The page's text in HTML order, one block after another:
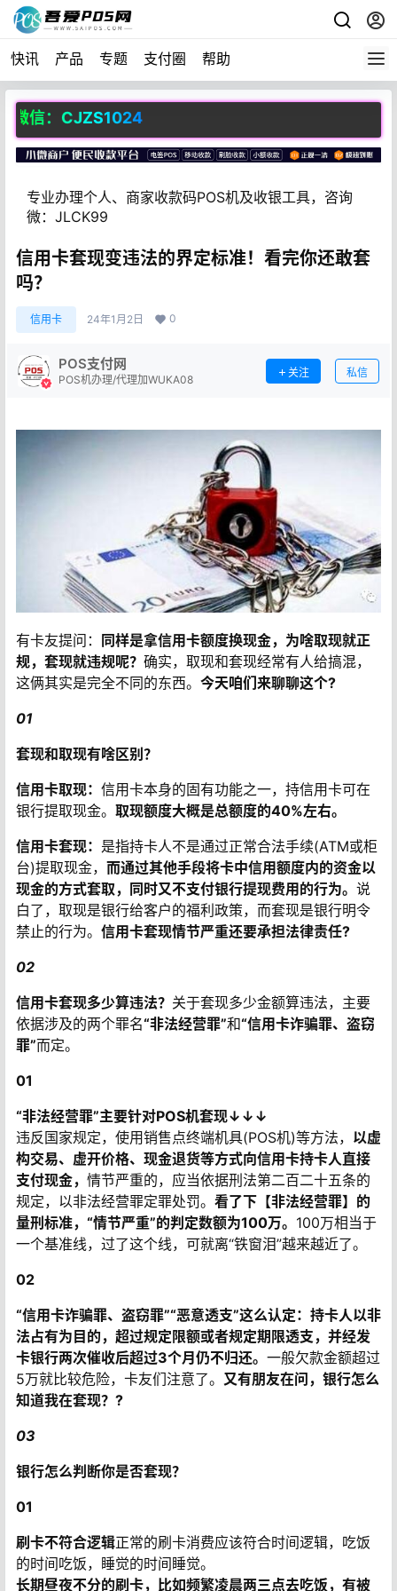
快讯 产品 专题 支付圈 帮助
信：CJZS1024
专业办理个人、商家收款码POS机及收银工具，咨询
微：JLCK99
信用卡套现变违法的界定标准！看完你还敢套
吗？
信用卡 24年1月2日 0
POS支付网
POS机办理/代理加WUKA08
关注 私信
有卡友提问： 同样是拿信用卡额度换现金，为啥取现就正
规，套现就违规呢？ 确实，取现和套现经常有人给搞混，
这俩其实是完全不同的东西。 今天咱们来聊聊这个?
01
套现和取现有啥区别？
信用卡取现： 信用卡本身的固有功能之一，持信用卡可在
银行提取现金。 取现额度大概是总额度的40%左右。
信用卡套现： 是指持卡人不是通过正常合法手续(ATM或柜
台)提取现金， 而通过其他手段将卡中信用额度内的资金以
现金的方式套取，同时又不支付银行提现费用的行为。 说
白了，取现是银行给客户的福利政策，而套现是银行明令
禁止的行为。 信用卡套现情节严重还要承担法律责任?
02
信用卡套现多少算违法？ 关于套现多少金额算违法，主要
依据涉及的两个罪名“非法经营罪”和“信用卡诈骗罪、盗窃
罪”而定。
01
“非法经营罪”主要针对POS机套现↓↓↓
违反国家规定，使用销售点终端机具(POS机)等方法， 以虚
构交易、虚开价格、现金退货等方式向信用卡持卡人直接
支付现金， 情节严重的，应当依据刑法第二百二十五条的
规定，以非法经营罪定罪处罚。 看了下【非法经营罪】的
量刑标准，“情节严重”的判定数额为100万。 100万相当于
一个基准线，过了这个线，可就离“铁窗泪”越来越近了。
02
“信用卡诈骗罪、盗窃罪”“恶意透支”这么认定： 持卡人以非
法占有为目的，超过规定限额或者规定期限透支，并经发
卡银行两次催收后超过3个月仍不归还。 一般欠款金额超过
5万就比较危险，卡友们注意了。 又有朋友在问，银行怎么
知道我在套现？?
03
银行怎么判断你是否套现？
01
刷卡不符合逻辑正常的刷卡消费应该符合时间逻辑，吃饭
的时间吃饭，睡觉的时间睡觉。
长期昼夜不分的刷卡，比如频繁凌晨两三点去吃饭，有被